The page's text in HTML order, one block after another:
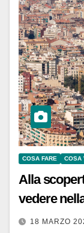
COSA FARE COSA
Alla
vedere
18 MARZO